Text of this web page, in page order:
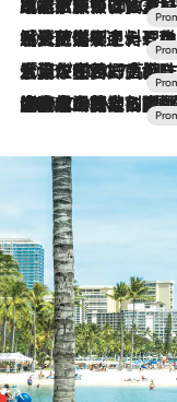
2026.7.31
【ホテル帰省】という選択肢をOMOが提案。家族とほどよい距離を保つには「昼は実家、夜は気兼ねなくホテルで！」
2026.7.24
【夏限定ディナーコース】旬を迎える稚鮎や花ズッキーニなどをイタリア・トスカーナの郷土料理の手法で満喫！
2026.7.17
「土佐和ハーブかき氷」がOMO7高知に登場！生姜、山椒、大葉など目にも舌にも涼を呼ぶ郷土の味
2026.7.10
NEW OPEN！【界 草津】名湯の地に誕生。趣の異なる2種の温泉と上州ならではの会席・蕎麦割烹など美食を味わう究極の癒やし旅